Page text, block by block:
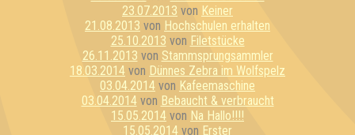
23.07.2013 von Keiner
21.08.2013 von Hochschulen erhalten
25.10.2013 von Filetstücke
26.11.2013 von Stammsprungsammler
18.03.2014 von Dünnes Zebra im Wolfspelz
03.04.2014 von Kafeemaschine
03.04.2014von Bebaucht & verbraucht
15.05.2014 von Na Hallo!!!!
15.05.2014 von Erster